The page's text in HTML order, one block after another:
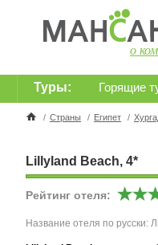
о
Горящие
Туры:
/ Страны / Египет /
Lillyland Beach, 4*
Рейтинг отеля:
Название отеля по русски: